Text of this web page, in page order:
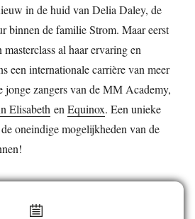
in de huid van Delia Daley, de
binnen de familie Strom. Maar eerst
al haar ervaring en
een internationale carrière van meer
jonge zangers van de MM Academy,
Elisabeth en Equinox. Een unieke
oneindige mogelijkheden van de